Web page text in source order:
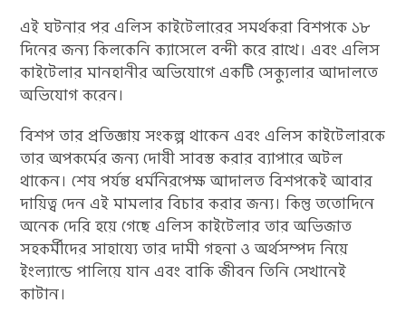
এই ঘটনার পর এলিস কাইটেলারের সমর্থকরা বিশপকে ১৮
দিনের জন্য কিলকেনি ক্যাসেলে বন্দী করে রাখে। এবং এলিস
কাইটেলার মানহানীর অভিযোগে একটি সেক্যুলার আদালতে
অভিযোগ করেন।
বিশপ তার প্রতিজ্ঞায় সংকল্প থাকেন এবং এলিস কাইটেলারকে
তার অপকর্মের জন্য দোষী সাবস্ত করার ব্যাপারে অটল
থাকেন। শেষ পর্যন্ত ধর্মনিরপেক্ষ আদালত বিশপকেই আবার
দায়িত্ব দেন এই মামলার বিচার করার জন্য। কিন্তু ততোদিনে
অনেক দেরি হয়ে গেছে এলিস কাইটেলার তার অভিজাত
সহকর্মীদের সাহায্যে তার দামী গহনা ও অর্থসম্পদ নিয়ে
ইংল্যান্ডে পালিয়ে যান এবং বাকি জীবন তিনি সেখানেই
কাটান।